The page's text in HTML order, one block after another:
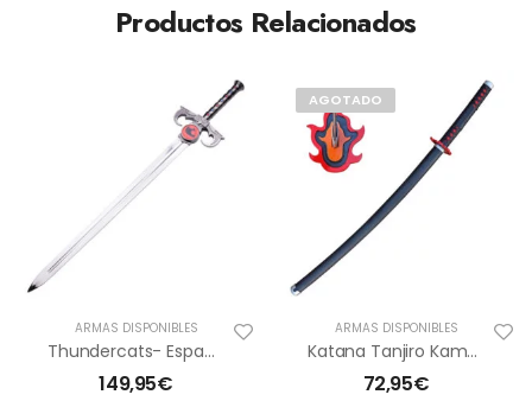
Productos Relacionados
ARMAS DISPONIBLES
Thundercats- Espada De Presagios
149,95€
AGOTADO
ARMAS DISPONIBLES
Katana Tanjiro Kamado V2
72,95€